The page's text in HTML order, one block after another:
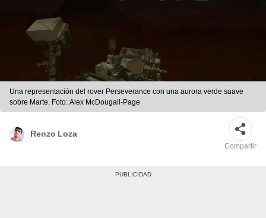
Una representación del rover Perseverance con una aurora verde suave
sobre Marte. Foto: Alex McDougall-Page
Renzo Loza
Compartir